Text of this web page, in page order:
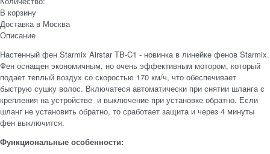
В корзину
Доставка в Москва
Описание
Настенный фен Starmix Airstar TB-C1 - новинка в линейке фенов Starmix.
Фен оснащен экономичным, но очень эффективным мотором, который
подает теплый воздух со скоростью 170 км/ч, что обеспечивает
быструю сушку волос. Включатеся автоматически при снятии шланга с
крепления на устройстве и выключение при установке обратно. Если
шланг не установить обратно, то сработает защита и через 4 минуты
фен выключится.
Функциональные особенности: